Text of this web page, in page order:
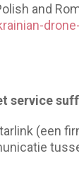
and
service
(een